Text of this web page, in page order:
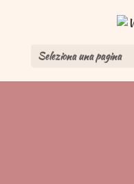
Seleziona una pagina